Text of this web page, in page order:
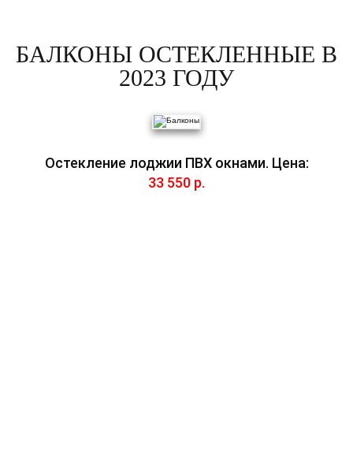
БАЛКОНЫ ОСТЕКЛЕННЫЕ В
2023 ГОДУ
Остекление лоджии ПВХ окнами. Цена:
33 550 р.